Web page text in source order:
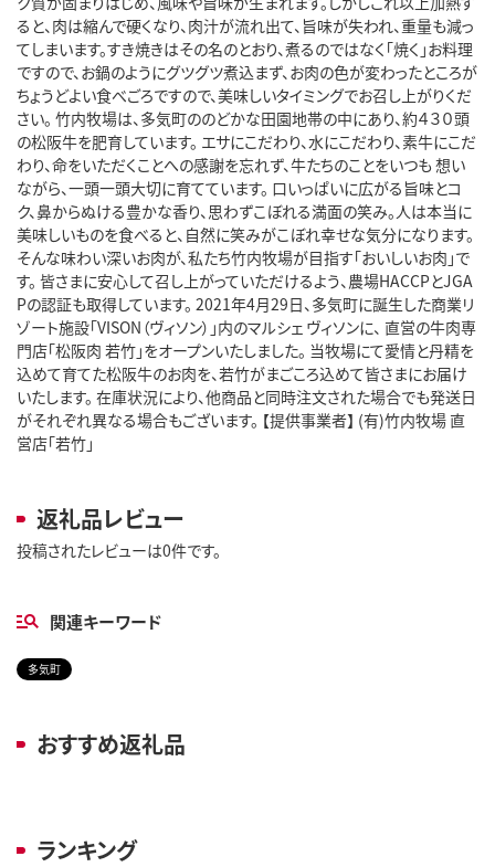
ると、肉は縮んで硬くなり、肉汁が流れ出て、旨味が失われ、重量も減っ
てしまいます。すき焼きはその名のとおり、煮るのではなく「焼く」お料理
ですので、お鍋のようにグツグツ煮込まず、お肉の色が変わったところが
ちょうどよい食べごろですので、美味しいタイミングでお召し上がりくだ
さい。 竹内牧場は、多気町ののどかな田園地帯の中にあり、約４３０頭
の松阪牛を肥育しています。 エサにこだわり、水にこだわり、素牛にこだ
わり、命をいただくことへの感謝を忘れず、牛たちのことをいつも 想い
ながら、一頭一頭大切に育てています。 口いっぱいに広がる旨味とコ
ク、鼻からぬける豊かな香り、思わずこぼれる満面の笑み。人は本当に
美味しいものを食べると、自然に笑みがこぼれ幸せな気分になります。
そんな味わい深いお肉が、私たち竹内牧場が目指す「おいしいお肉」で
す。 皆さまに安心して召し上がっていただけるよう、農場HACCPとJGA
Pの認証も取得しています。 2021年4月29日、多気町に誕生した商業リ
ゾート施設「VISON（ヴィソン）」内のマルシェ ヴィソンに、 直営の牛肉専
門店「松阪肉 若竹」をオープンいたしました。 当牧場にて愛情と丹精を
込めて育てた松阪牛のお肉を、若竹がまごころ込めて皆さまにお届け
いたします。 在庫状況により、他商品と同時注文された場合でも発送日
がそれぞれ異なる場合もございます。 【提供事業者】 (有)竹内牧場 直
営店「若竹」
返礼品レビュー
投稿されたレビューは0件です。
関連キーワード
多気町
おすすめ返礼品
ランキング